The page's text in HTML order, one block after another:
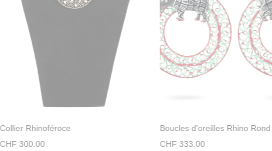
Collier Rhinoféroce
CHF 300.00
Boucles d'oreilles Rhino Rond
CHF 333.00